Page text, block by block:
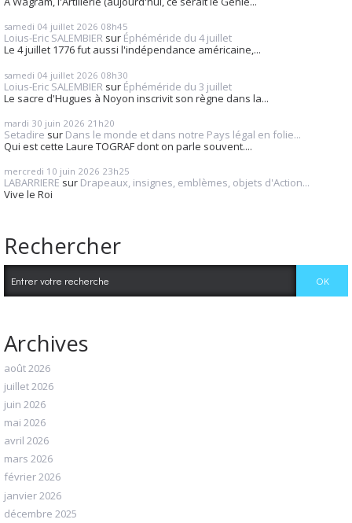
samedi 04 juillet 2026 08h45
Loius-Eric SALEMBIER sur Éphéméride du 4 juillet
Le 4 juillet 1776 fut aussi l'indépendance américaine,...
samedi 04 juillet 2026 08h30
Loius-Eric SALEMBIER sur Éphéméride du 3 juillet
Le sacre d'Hugues à Noyon inscrivit son règne dans la...
mardi 30 juin 2026 21h20
Setadire sur Dans le monde et dans notre Pays légal en folie...
Qui est cette Laure TOGRAF dont on parle souvent....
mercredi 10 juin 2026 23h25
LABARRIERE sur Drapeaux, insignes, emblèmes, objets d'Action...
Vive le Roi
Rechercher
Archives
août 2026
juillet 2026
juin 2026
mai 2026
avril 2026
mars 2026
février 2026
janvier 2026
décembre 2025